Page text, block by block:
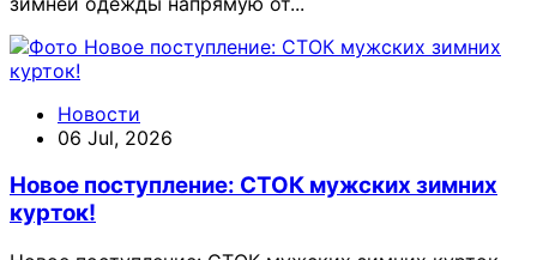
Новости
06 Jul, 2026
Новое поступление: СТОК мужских зимних
курток!